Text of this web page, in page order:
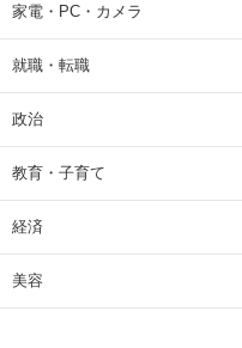
家電・PC・カメラ
就職・転職
政治
教育・子育て
経済
美容